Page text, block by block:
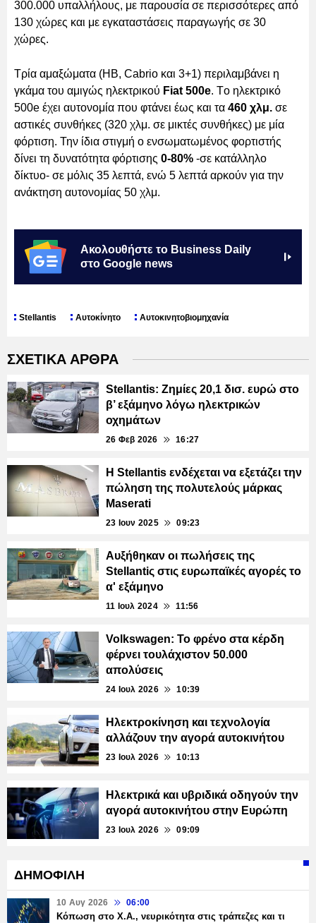
300.000 υπαλλήλους, με παρουσία σε περισσότερες από
130 χώρες και με εγκαταστάσεις παραγωγής σε 30
χώρες.
Τρία αμαξώματα (ΗΒ, Cabrio και 3+1) περιλαμβάνει η
γκάμα του αμιγώς ηλεκτρικού Fiat 500e. Tο ηλεκτρικό
500e έχει αυτονομία που φτάνει έως και τα 460 χλμ. σε
αστικές συνθήκες (320 χλμ. σε μικτές συνθήκες) με μία
φόρτιση. Την ίδια στιγμή ο ενσωματωμένος φορτιστής
δίνει τη δυνατότητα φόρτισης 0-80% -σε κατάλληλο
δίκτυο- σε μόλις 35 λεπτά, ενώ 5 λεπτά αρκούν για την
ανάκτηση αυτονομίας 50 χλμ.
Ακολουθήστε το Business Daily
στο Google news
Stellantis Αυτοκίνητο Αυτοκινητοβιομηχανία
ΣΧΕΤΙΚΑ ΑΡΘΡΑ
Stellantis: Ζημίες 20,1 δισ. ευρώ στο
β’ εξάμηνο λόγω ηλεκτρικών
οχημάτων
26 Φεβ 2026 16:27
Η Stellantis ενδέχεται να εξετάζει την
πώληση της πολυτελούς μάρκας
Maserati
23 Ιουν 2025 09:23
Αυξήθηκαν οι πωλήσεις της
Stellantiς στις ευρωπαϊκές αγορές το
α' εξάμηνο
11 Ιουλ 2024 11:56
Volkswagen: Το φρένο στα κέρδη
φέρνει τουλάχιστον 50.000
απολύσεις
24 Ιουλ 2026 10:39
Ηλεκτροκίνηση και τεχνολογία
αλλάζουν την αγορά αυτοκινήτου
23 Ιουλ 2026 10:13
Ηλεκτρικά και υβριδικά οδηγούν την
αγορά αυτοκινήτου στην Ευρώπη
23 Ιουλ 2026 09:09
ΔΗΜΟΦΙΛΗ
10 Αυγ 2026 06:00
Κόπωση στο Χ.Α., νευρικότητα στις τράπεζες και τι